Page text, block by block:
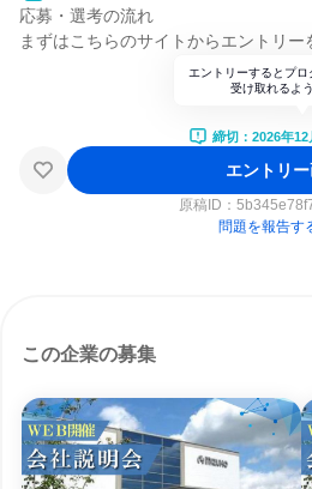
応募・選考の流れ
まずはこちらのサイトからエントリー
エントリーするとプ
受け取れるよ
締切：2026年12
エントリ
原稿ID：
問題を報告す
この企業の募集